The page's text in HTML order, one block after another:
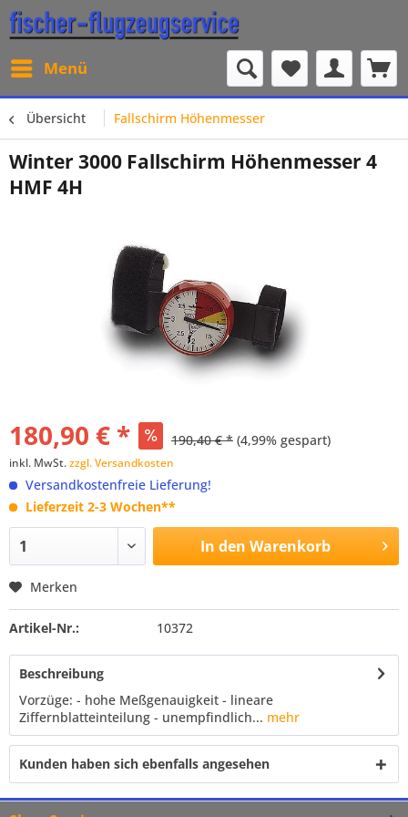
Menü
Übersicht Fallschirm Höhenmesser
Winter 3000 Fallschirm Höhenmesser 4
HMF 4H
180,90 € * 190,40 € * (4,99% gespart)
inkl. MwSt.zzgl. Versandkosten
Versandkostenfreie Lieferung!
Lieferzeit 2-3 Wochen**
In den Warenkorb
Merken
Artikel-Nr.: 10372
Beschreibung
Vorzüge: - hohe Meßgenauigkeit - lineare
Ziffernblatteinteilung - unempfindlich... mehr
Kunden haben sich ebenfalls angesehen